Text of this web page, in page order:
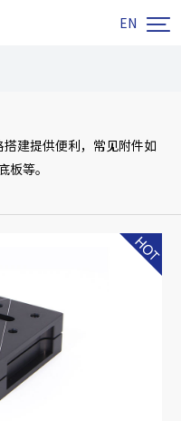
EN 
建提供便利，常见附件如
板等。